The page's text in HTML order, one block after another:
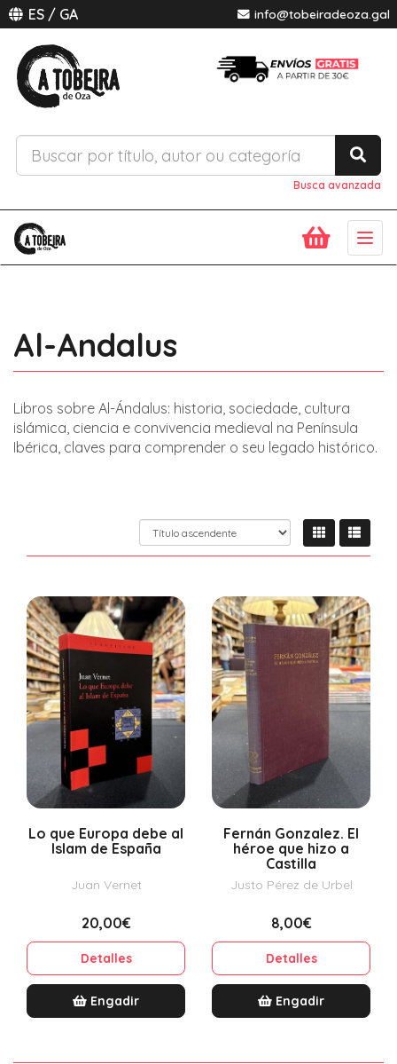
ES / GA info@tobeiradeoza.gal
Busca avanzada
Al-Andalus
Libros sobre Al-Ándalus: historia, sociedade, cultura
islámica, ciencia e convivencia medieval na Península
Ibérica, claves para comprender o seu legado histórico.
Lo que Europa debe al
Islam de España
Juan Vernet
20,00€
Detalles
Engadir
Fernán Gonzalez. El
héroe que hizo a
Castilla
Justo Pérez de Urbel
8,00€
Detalles
Engadir